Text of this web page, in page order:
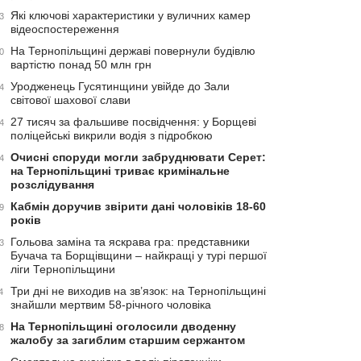
Які ключові характеристики у вуличних камер
відеоспостереження
На Тернопільщині державі повернули будівлю
вартістю понад 50 млн грн
Уродженець Гусятинщини увійде до Зали
світової шахової слави
27 тисяч за фальшиве посвідчення: у Борщеві
поліцейські викрили водія з підробкою
Очисні споруди могли забруднювати Серет:
на Тернопільщині триває кримінальне
розслідування
Кабмін доручив звірити дані чоловіків 18-60
років
Гольова заміна та яскрава гра: представники
Бучача та Борщівщини – найкращі у турі першої
ліги Тернопільщини
Три дні не виходив на зв’язок: на Тернопільщині
знайшли мертвим 58-річного чоловіка
На Тернопільщині оголосили дводенну
жалобу за загиблим старшим сержантом